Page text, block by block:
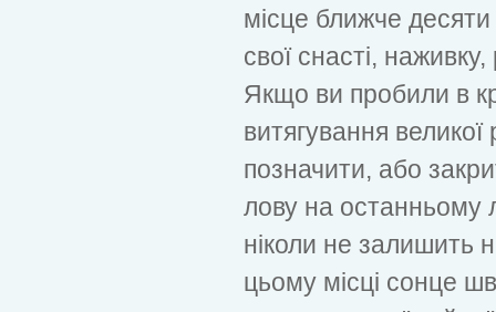
місце ближче десяти
свої снасті,
Якщо ви пробили в
витягування великої
позначити, або
лову на останньому
ніколи не залишить
цьому місці сонце